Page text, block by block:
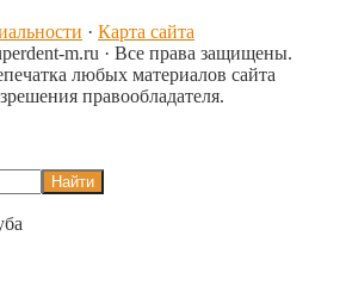
· Карта сайта
m.ru · Все права защищены.
любых материалов сайта
правообладателя.